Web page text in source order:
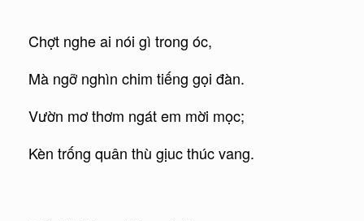
Chợt nghe ai nói gì trong óc,
Mà ngỡ nghìn chim tiếng gọi đàn.
Vườn mơ thơm ngát em mời mọc;
Kèn trống quân thù gịuc thúc vang.